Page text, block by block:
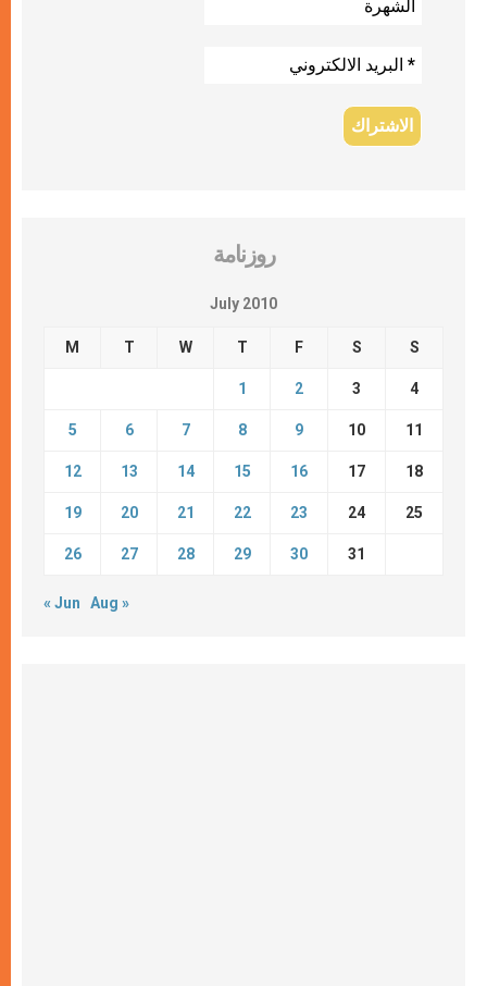
روزنامة
July 2010
M T W T F S S
1 2 3 4
5 6 7 8 9 10 11
12 13 14 15 16 17 18
19 20 21 22 23 24 25
26 27 28 29 30 31
« Jun Aug »